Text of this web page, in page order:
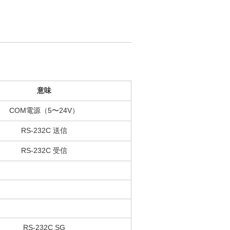
意味
COM電源（5〜24V）
RS-232C 送信
RS-232C 受信
RS-232C SG